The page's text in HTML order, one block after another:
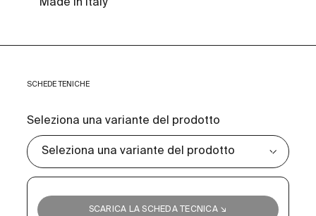
Made in Italy
SCHEDE TENICHE
Seleziona una variante del prodotto
SCARICA LA SCHEDA TECNICA ↘